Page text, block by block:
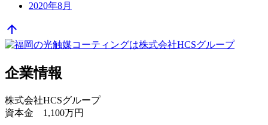
2020年8月
arrow_upward
企業情報
株式会社HCSグループ
資本金 1,100万円